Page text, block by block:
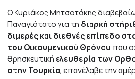
Ο Κυριάκος Μητσοτάκης
Παναγιότατο για τη διαρκή
διμερές και διεθνές επίπεδο
του Οικουμενικού Θρόνου που
θρησκευτική ελευθερία των
στην Τουρκία, επανέλαβε την